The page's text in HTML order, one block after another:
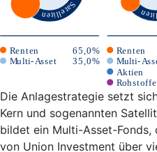
Die Anlagestrategie setzt
Kern und sogenannten
bildet ein Multi-Asset-Fonds,
von Union Investment über